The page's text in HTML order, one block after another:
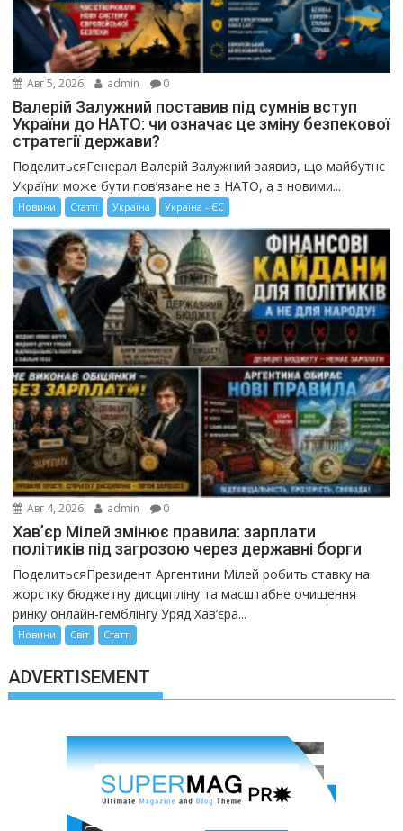
Авг 5, 2026 admin 0
Валерій Залужний поставив під сумнів вступ
України до НАТО: чи означає це зміну безпекової
стратегії держави?
ПоделитьсяГенерал Валерій Залужний заявив, що майбутнє
України може бути пов’язане не з НАТО, а з новими...
Новини Статті Україна Україна - ЄС
Авг 4, 2026 admin 0
Хав’єр Мілей змінює правила: зарплати
політиків під загрозою через державні борги
ПоделитьсяПрезидент Аргентини Мілей робить ставку на
жорстку бюджетну дисципліну та масштабне очищення
ринку онлайн-гемблінгу Уряд Хав’єра...
Новини Світ Статті
ADVERTISEMENT